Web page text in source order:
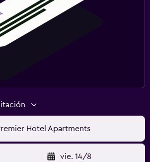
Hotel Apartments
vie. 14/8